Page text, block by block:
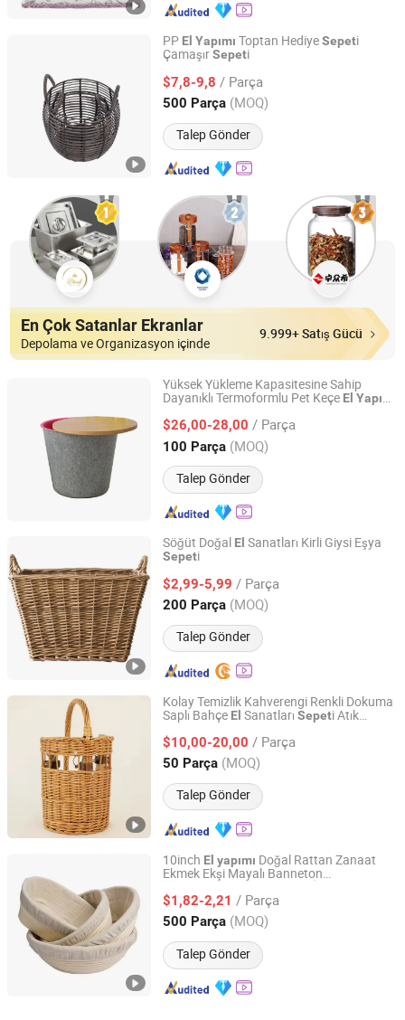
PP El Yapımı Toptan HediyeSepeti
ÇamaşırSepeti
$7,8-9,8 / Parça
500 Parça (MOQ)
Talep Gönder
Qingdao Rainbow Packaging Co., Ltd.
Shandong, China Fiyat 2023
En Çok Satanlar Ekranlar
Depolama ve Organizasyon içinde
9.999+ Satış Gücü
Yüksek Yükleme Kapasitesine Sahip
Dayanıklı Termoformlu Pet Keçe El Yapımı
$26,00-28,00 / Parça
100 Parça (MOQ)
Talep Gönder
Jiangmen Pengjiang Kedong Electric Technology Co., Ltd.
Guangdong, China Fiyat 2021
Söğüt Doğal El Sanatları Kirli Giysi Eşya
Sepeti
$2,99-5,99 / Parça
200 Parça (MOQ)
Talep Gönder
Qingdao Best Ever Handcrafts Co., Ltd.
Shandong, China Fiyat 2020
Kolay Temizlik Kahverengi Renkli Dokuma
Saplı Bahçe El Sanatları Sepeti Atık
$10,00-20,00 / Parça
50 Parça (MOQ)
Talep Gönder
Linyi Hengyibo Arts and Crafts Co., Ltd.
Shandong, China Fiyat 2025
10inch El yapımı Doğal Rattan Zanaat
Ekmek Ekşi Mayalı Banneton
HediyeSepetleri Toplu Yuvarlak
$1,82-2,21 / Parça
500 Parça (MOQ)
Talep Gönder
Changsha Chengtong Technology Co., Ltd.
Hunan, China Fiyat 2025